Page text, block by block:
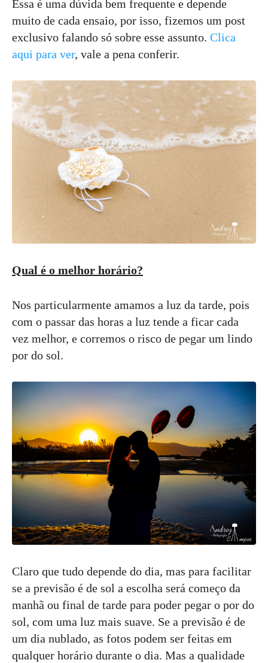
Essa é uma dúvida bem frequente e depende
muito de cada ensaio, por isso, fizemos um post
exclusivo falando só sobre esse assunto. Clica
aqui para ver, vale a pena conferir.
Qual é o melhor horário?
Nos particularmente amamos a luz da tarde, pois
com o passar das horas a luz tende a ficar cada
vez melhor, e corremos o risco de pegar um lindo
por do sol.
Claro que tudo depende do dia, mas para facilitar
se a previsão é de sol a escolha será começo da
manhã ou final de tarde para poder pegar o por do
sol, com uma luz mais suave. Se a previsão é de
um dia nublado, as fotos podem ser feitas em
qualquer horário durante o dia. Mas a qualidade